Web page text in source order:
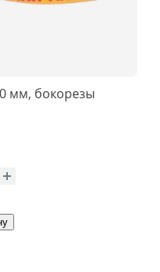
мм, бокорезы